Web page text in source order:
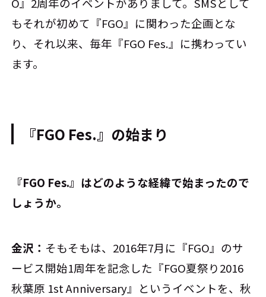
もそれが初めて『FGO』に関わった企画とな
り、それ以来、毎年『FGO Fes.』に携わってい
ます。
『FGO Fes.』の始まり
――『FGO Fes.』はどのような経緯で始まったので
しょうか。
金沢： そもそもは、2016年7月に『FGO』のサ
ービス開始1周年を記念した『FGO夏祭り2016
秋葉原 1st Anniversary』というイベントを、秋